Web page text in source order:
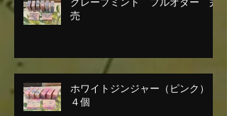
売
ホワイトジンジャー（ピンク）
４個